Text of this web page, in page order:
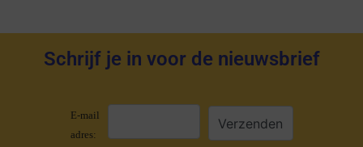
Schrijf je in voor de nieuwsbrief
E-mail
adres: